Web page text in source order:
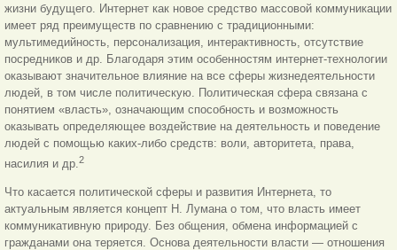
жизни будущего. Интернет как новое средство массовой коммуникации
имеет ряд преимуществ по сравнению с традиционными:
мультимедийность, персонализация, интерактивность, отсутствие
посредников и др. Благодаря этим особенностям интернет-технологии
оказывают значительное влияние на все сферы жизнедеятельности
людей, в том числе политическую. Политическая сфера связана с
понятием «власть», означающим способность и возможность
оказывать определяющее воздействие на деятельность и поведение
людей с помощью каких-либо средств: воли, авторитета, права,
насилия и др.2
Что касается политической сферы и развития Интернета, то
актуальным является концепт Н. Лумана о том, что власть имеет
коммуникативную природу. Без общения, обмена информацией с
гражданами она теряется. Основа деятельности власти — отношения